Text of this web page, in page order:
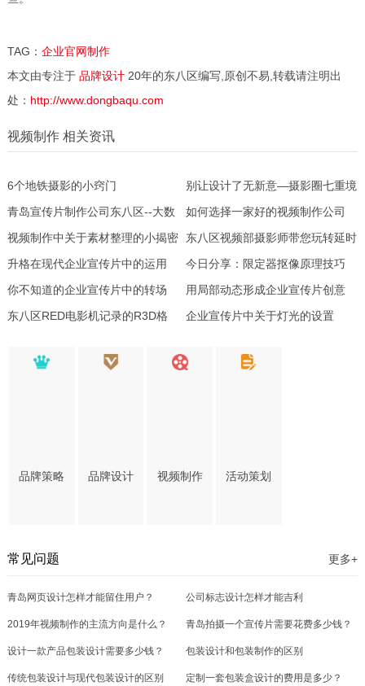
TAG： 企业官网制作
本文由专注于 品牌设计20年的东八区编写,原创不易,转载请注明出
处： http://www.dongbaqu.com
视频制作 相关资讯
6个地铁摄影的小窍门
别让设计了无新意—摄影圈七重境
界，看看你是哪一类
青岛宣传片制作公司东八区--大数
据助力短视频营销，打造线上广告
又一掘金利器
如何选择一家好的视频制作公司
视频制作中关于素材整理的小揭密
东八区视频部摄影师带您玩转延时
摄影
升格在现代企业宣传片中的运用
今日分享：限定器抠像原理技巧
你不知道的企业宣传片中的转场
用局部动态形成企业宣传片创意
东八区RED电影机记录的R3D格
企业宣传片中关于灯光的设置
品牌策略 品牌设计 视频制作 活动策划
常见问题 更多+
青岛网页设计怎样才能留住用户？ 公司标志设计怎样才能吉利
2019年视频制作的主流方向是什么？ 青岛拍摄一个宣传片需要花费多少钱？
设计一款产品包装设计需要多少钱？ 包装设计和包装制作的区别
传统包装设计与现代包装设计的区别 定制一套包装盒设计的费用是多少？